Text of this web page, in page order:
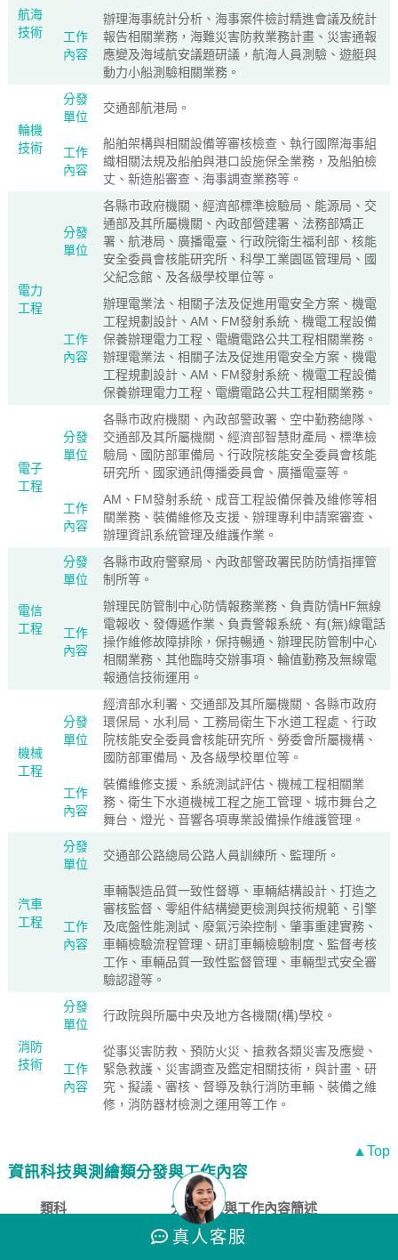
航海
技術
工作
內容
辦理海事統計分析、海事案件檢討精進會議及統計
報告相關業務，海難災害防救業務計畫、災害通報
應變及海域航安議題研議，航海人員測驗、遊艇與
動力小船測驗相關業務。
輪機
技術
分發
單位
交通部航港局。
工作
內容
船舶架構與相關設備等審核檢查、執行國際海事組
織相關法規及船舶與港口設施保全業務，及船舶檢
丈、新造船審查、海事調查業務等。
電力
工程
分發
單位
各縣市政府機關、經濟部標準檢驗局、能源局、交
通部及其所屬機關、內政部營建署、法務部矯正
署、航港局、廣播電臺、行政院衛生福利部、核能
安全委員會核能研究所、科學工業園區管理局、國
父紀念館、及各級學校單位等。
工作
內容
辦理電業法、相關子法及促進用電安全方案、機電
工程規劃設計、AM、FM發射系統、機電工程設備
保養辦理電力工程、電纜電路公共工程相關業務。
辦理電業法、相關子法及促進用電安全方案、機電
工程規劃設計、AM、FM發射系統、機電工程設備
保養辦理電力工程、電纜電路公共工程相關業務。
電子
工程
分發
單位
各縣市政府機關、內政部警政署、空中勤務總隊、
交通部及其所屬機關、經濟部智慧財產局、標準檢
驗局、國防部軍備局、行政院核能安全委員會核能
研究所、國家通訊傳播委員會、廣播電臺等。
工作
內容
AM、FM發射系統、成音工程設備保養及維修等相
關業務、裝備維修及支援、辦理專利申請案審查、
辦理資訊系統管理及維護作業。
電信
工程
分發
單位
各縣市政府警察局、內政部警政署民防防情指揮管
制所等。
工作
內容
辦理民防管制中心防情報務業務、負責防情HF無線
電報收、發傳遞作業、負責警報系統、有(無)線電話
操作維修故障排除，保持暢通、辦理民防管制中心
相關業務、其他臨時交辦事項、輪值勤務及無線電
報通信技術運用。
機械
工程
分發
單位
經濟部水利署、交通部及其所屬機關、各縣市政府
環保局、水利局、工務局衛生下水道工程處、行政
院核能安全委員會核能研究所、勞委會所屬機構、
國防部軍備局、及各級學校單位等。
工作
內容
裝備維修支援、系統測試評估、機械工程相關業
務、衛生下水道機械工程之施工管理、城市舞台之
舞台、燈光、音響各項專業設備操作維護管理。
汽車
工程
分發
單位
交通部公路總局公路人員訓練所、監理所。
工作
內容
車輛製造品質一致性督導、車輛結構設計、打造之
審核監督、零組件結構變更檢測與技術規範、引擎
及底盤性能測試、廢氣污染控制、肇事重建實務、
車輛檢驗流程管理、研訂車輛檢驗制度、監督考核
工作、車輛品質一致性監督管理、車輛型式安全審
驗認證等。
消防
技術
分發
單位
行政院與所屬中央及地方各機關(構)學校。
工作
內容
從事災害防救、預防火災、搶救各類災害及應變、
緊急救護、災害調查及鑑定相關技術，與計畫、研
究、擬議、審核、督導及執行消防車輛、裝備之維
修，消防器材檢測之運用等工作。
▲Top
資訊科技與測繪類分發與工作內容
類科 分發單位與工作內容簡述
內政部國土測繪中心、財政部國有財產署各分署、
真人客服